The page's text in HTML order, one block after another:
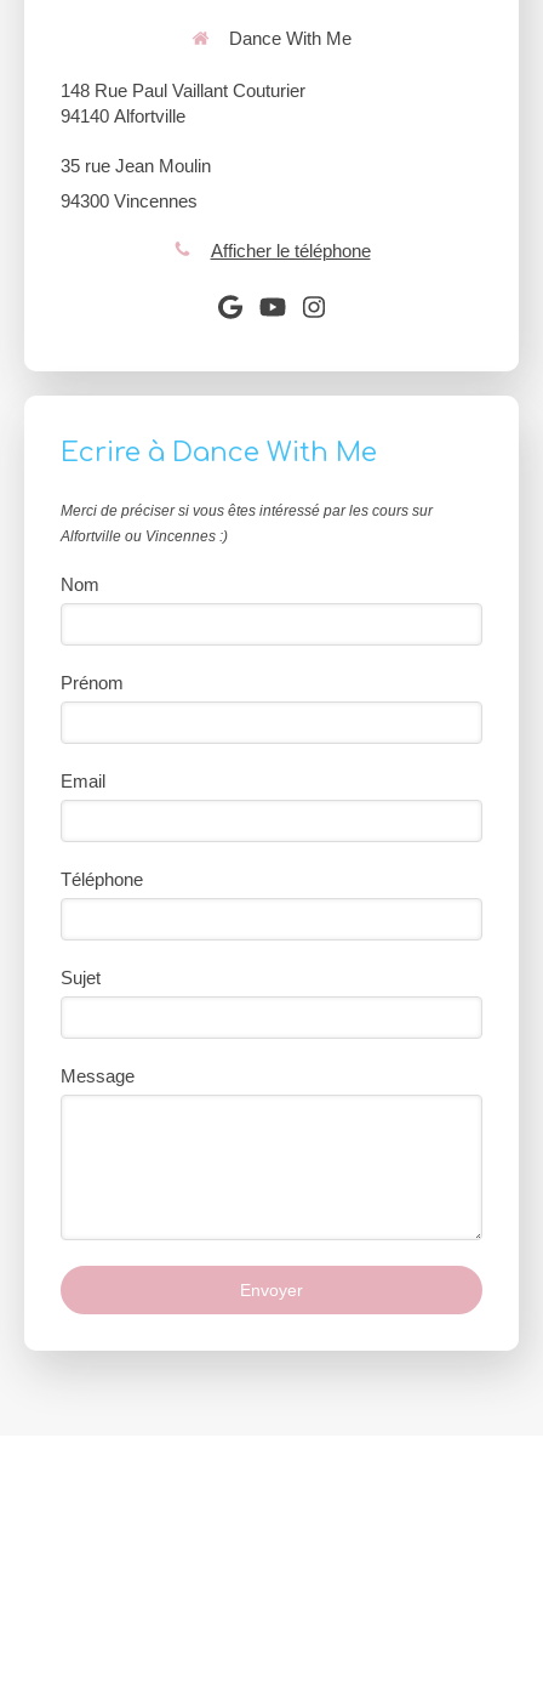
Dance With Me
148 Rue Paul Vaillant Couturier
94140 Alfortville
35 rue Jean Moulin
94300 Vincennes
Afficher le téléphone
Ecrire à Dance With Me
Merci de préciser si vous êtes intéressé par les cours sur
Alfortville ou Vincennes :)
Nom
Prénom
Email
Téléphone
Sujet
Message
Envoyer